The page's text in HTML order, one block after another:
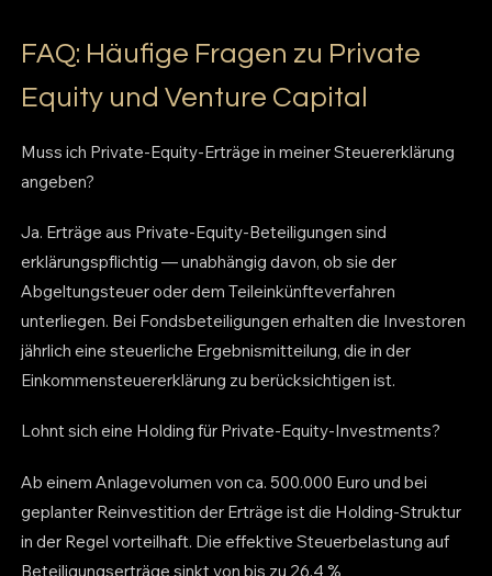
FAQ: Häufige Fragen zu Private
Equity und Venture Capital
Muss ich Private-Equity-Erträge in meiner Steuererklärung
angeben?
Ja. Erträge aus Private-Equity-Beteiligungen sind
erklärungspflichtig — unabhängig davon, ob sie der
Abgeltungsteuer oder dem Teileinkünfteverfahren
unterliegen. Bei Fondsbeteiligungen erhalten die Investoren
jährlich eine steuerliche Ergebnismitteilung, die in der
Einkommensteuererklärung zu berücksichtigen ist.
Lohnt sich eine Holding für Private-Equity-Investments?
Ab einem Anlagevolumen von ca. 500.000 Euro und bei
geplanter Reinvestition der Erträge ist die Holding-Struktur
in der Regel vorteilhaft. Die effektive Steuerbelastung auf
Beteiligungserträge sinkt von bis zu 26,4 %